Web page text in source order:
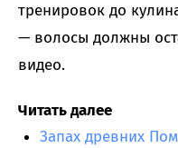
тренировок до
— волосы должны
видео.
Читать далее
Запах древних